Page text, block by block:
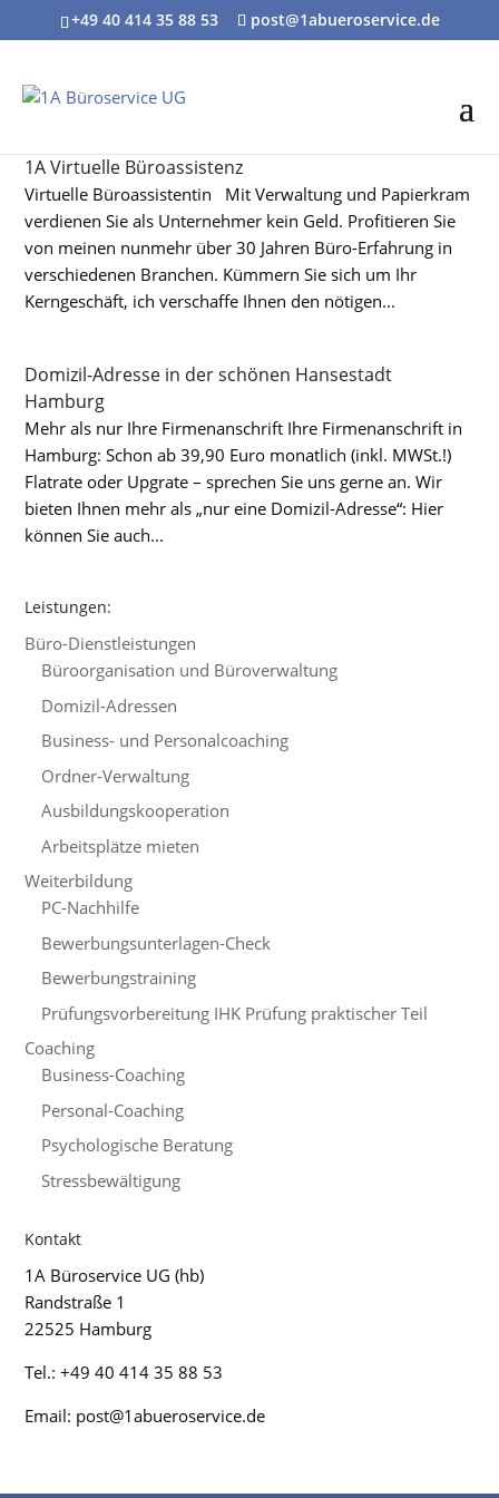
+49 40 414 35 88 53 post@1abueroservice.de
1A Virtuelle Büroassistenz
Virtuelle Büroassistentin Mit Verwaltung und Papierkram
verdienen Sie als Unternehmer kein Geld. Profitieren Sie
von meinen nunmehr über 30 Jahren Büro-Erfahrung in
verschiedenen Branchen. Kümmern Sie sich um Ihr
Kerngeschäft, ich verschaffe Ihnen den nötigen...
Domizil-Adresse in der schönen Hansestadt
Hamburg
Mehr als nur Ihre Firmenanschrift Ihre Firmenanschrift in
Hamburg: Schon ab 39,90 Euro monatlich (inkl. MWSt.!)
Flatrate oder Upgrate – sprechen Sie uns gerne an. Wir
bieten Ihnen mehr als „nur eine Domizil-Adresse“: Hier
können Sie auch...
Leistungen:
Büro-Dienstleistungen
Büroorganisation und Büroverwaltung
Domizil-Adressen
Business- und Personalcoaching
Ordner-Verwaltung
Ausbildungskooperation
Arbeitsplätze mieten
Weiterbildung
PC-Nachhilfe
Bewerbungsunterlagen-Check
Bewerbungstraining
Prüfungsvorbereitung IHK Prüfung praktischer Teil
Coaching
Business-Coaching
Personal-Coaching
Psychologische Beratung
Stressbewältigung
Kontakt
1A Büroservice UG (hb)
Randstraße 1
22525 Hamburg
Tel.: +49 40 414 35 88 53
Email: post@1abueroservice.de